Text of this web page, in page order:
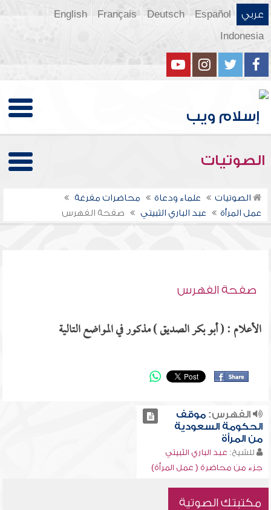
عربي Español
Deutsch
Français
English
Indonesia
الصوتيات
الصوتيات علماء ودعاة
محاضرات مفرغة
عمل المرأة
عبد الباري الثبيتي صفحة الفهرس
صفحة الفهرس
الأعلام : ( أبو بكر الصديق ) مذكور في المواضع التالية
الفهرس:موقف
الحكومة السعودية
من المرأة
للشيخ: عبد الباري الثبيتي
جزء من محاضرة ( عمل المرأة)
مكتبتك الصوتية